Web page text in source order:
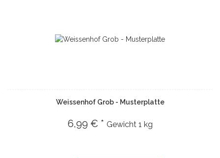
Weissenhof Grob - Musterplatte
6,99 € * Gewicht 1 kg